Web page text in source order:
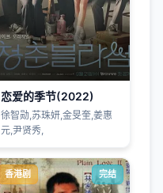
恋爱的季节(2022)
徐智勋,苏珠妍,金旻奎,姜惠
元,尹贤秀,
香港剧 完结